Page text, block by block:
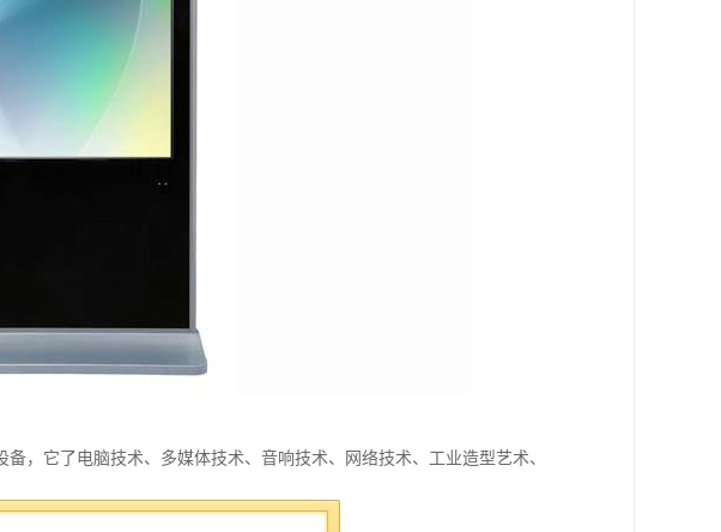
，它了电脑技术、多媒体技术、音响技术、网络技术、工业造型艺术、